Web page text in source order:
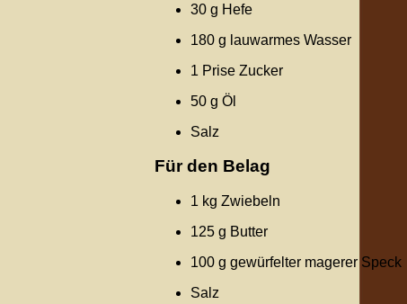
30 g Hefe
180 g lauwarmes Wasser
1 Prise Zucker
50 g Öl
Salz
Für den Belag
1 kg Zwiebeln
125 g Butter
100 g gewürfelter magerer Speck
Salz